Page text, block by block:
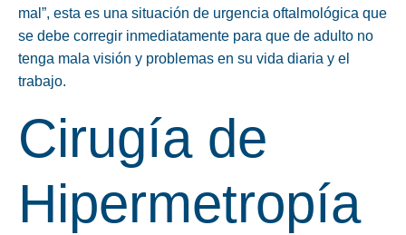
mal”, esta es una situación de urgencia oftalmológica que
se debe corregir inmediatamente para que de adulto no
tenga mala visión y problemas en su vida diaria y el
trabajo.
Cirugía de
Hipermetropía